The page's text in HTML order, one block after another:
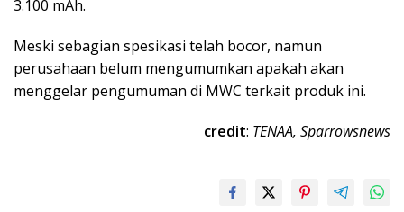
3.100 mAh.
Meski sebagian spesikasi telah bocor, namun
perusahaan belum mengumumkan apakah akan
menggelar pengumuman di MWC terkait produk ini.
credit: TENAA, Sparrowsnews